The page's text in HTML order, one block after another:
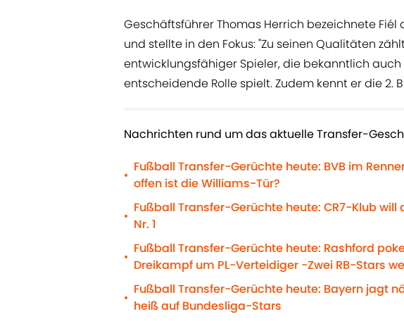
Geschäftsführer Thomas Herrich bezeichnete Fiél
und stellte in den Fokus: "Zu seinen Qualitäten
entwicklungsfähiger Spieler, die bekanntlich
entscheidende Rolle spielt. Zudem kennt er die 2.
Nachrichten rund um das aktuelle Transfer-
•
Fußball Transfer-Gerüchte heute: BVB im
offen ist die Williams-Tür?
•
Fußball Transfer-Gerüchte heute: CR7-Klub
Nr. 1
•
Fußball Transfer-Gerüchte heute: Rashford
Dreikampf um PL-Verteidiger -Zwei RB-Stars
•
Fußball Transfer-Gerüchte heute: Bayern jagt
heiß auf Bundesliga-Stars